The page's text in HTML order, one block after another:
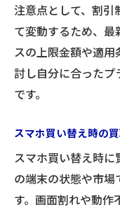
注意点として、割引
て変動するため、最
スの上限金額や適
討し自分に合った
です。
スマホ買い替え時の
スマホ買い替え時
の端末の状態や市
す。画面割れや動